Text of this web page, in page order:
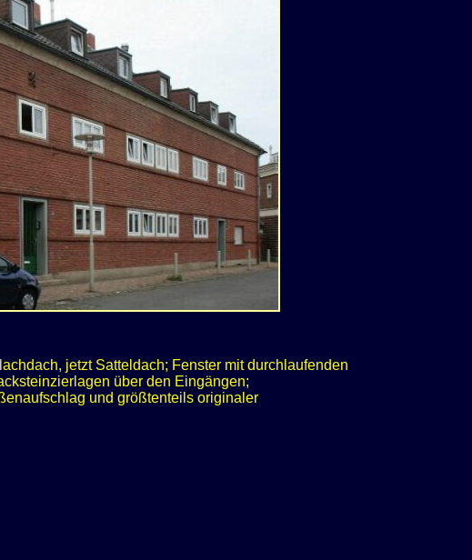
jetzt Satteldach; Fenster mit durchlaufenden
über den Eingängen;
und größtenteils originaler